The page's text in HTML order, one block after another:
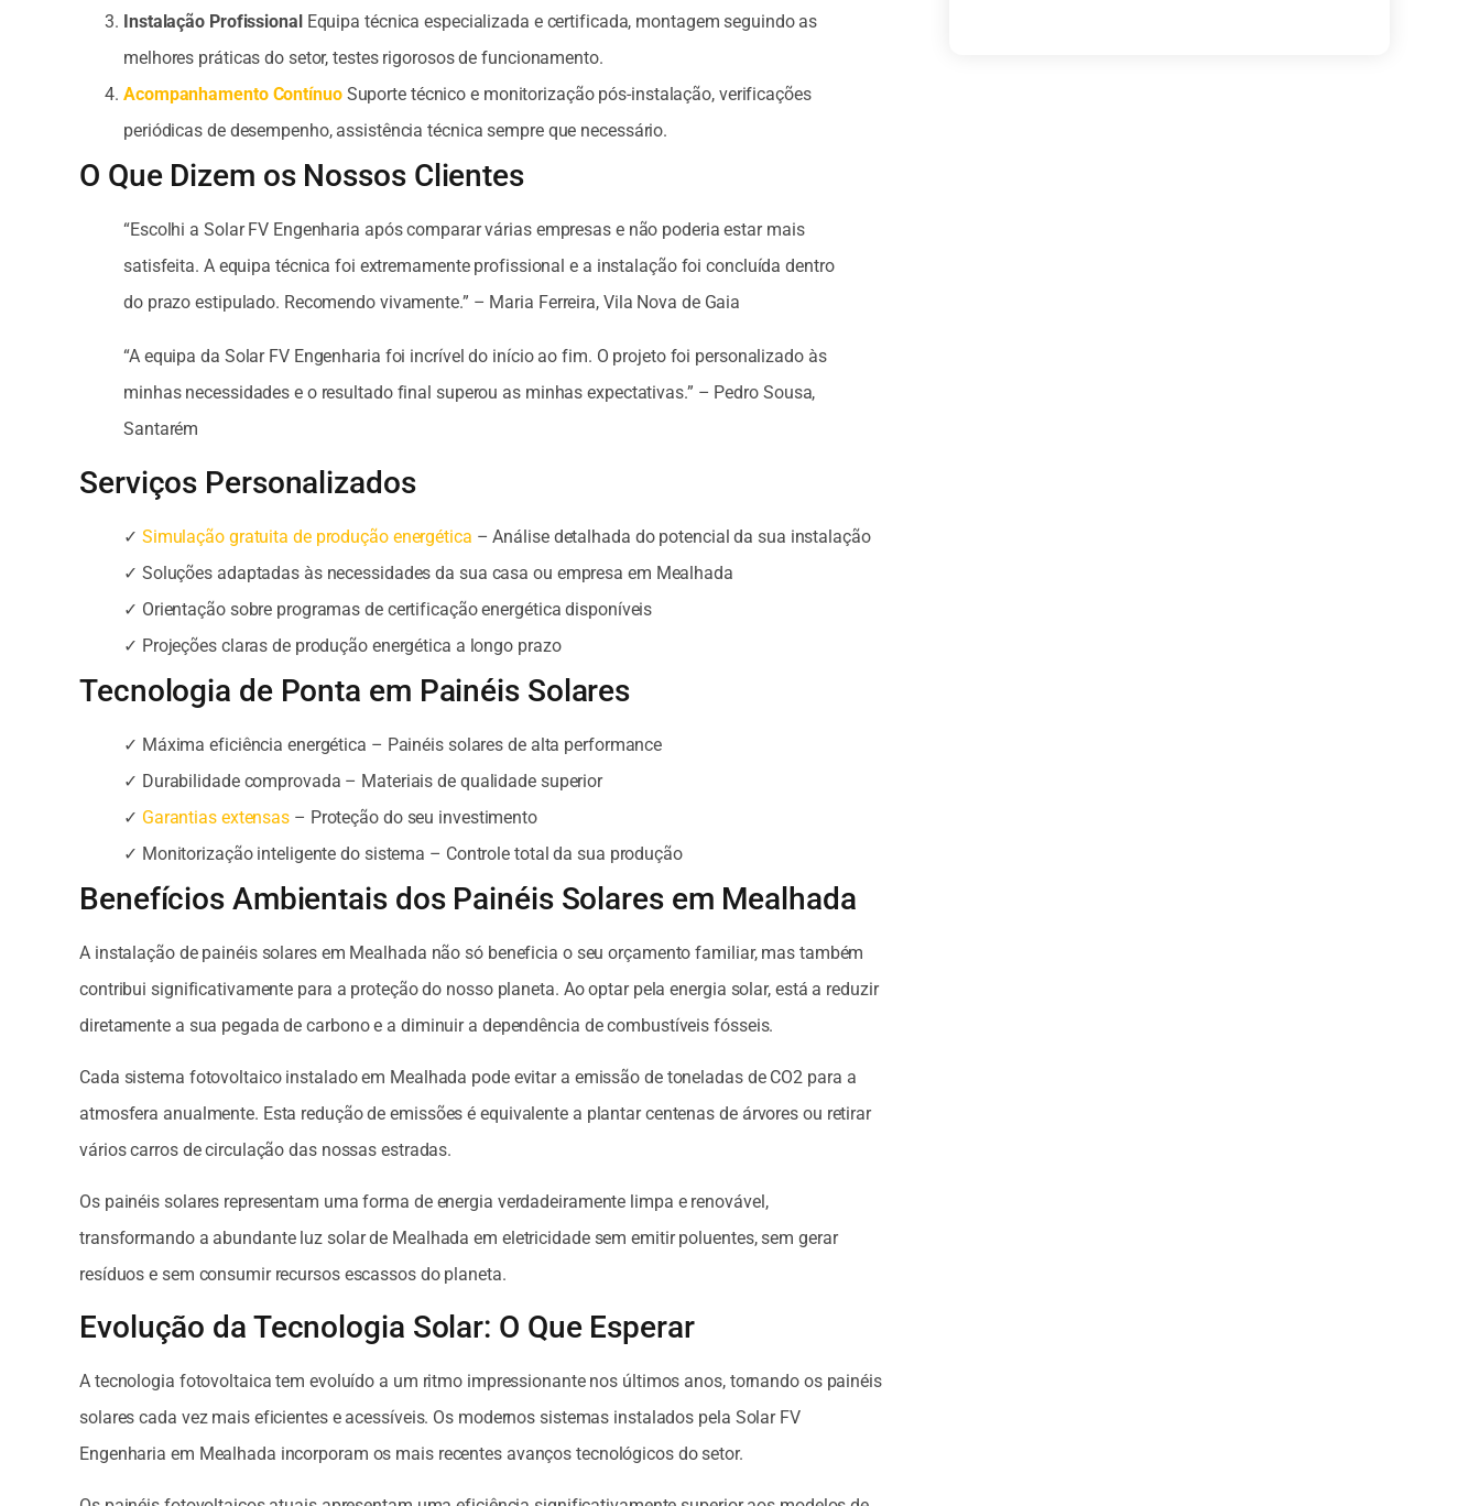
Instalação ProfissionalEquipa técnica especializada e certificada, montagem seguindo as
melhores práticas do setor, testes rigorosos de funcionamento.
Acompanhamento ContínuoSuporte técnico e monitorização pós-instalação, verificações
periódicas de desempenho, assistência técnica sempre que necessário.
O Que Dizem os Nossos Clientes
“Escolhi a Solar FV Engenharia após comparar várias empresas e não poderia estar mais
satisfeita. A equipa técnica foi extremamente profissional e a instalação foi concluída dentro
do prazo estipulado. Recomendo vivamente.” – Maria Ferreira, Vila Nova de Gaia
“A equipa da Solar FV Engenharia foi incrível do início ao fim. O projeto foi personalizado às
minhas necessidades e o resultado final superou as minhas expectativas.” – Pedro Sousa,
Santarém
Serviços Personalizados
✓ Simulação gratuita de produção energética – Análise detalhada do potencial da sua instalação
✓ Soluções adaptadas às necessidades da sua casa ou empresa em Mealhada
✓ Orientação sobre programas de certificação energética disponíveis
✓ Projeções claras de produção energética a longo prazo
Tecnologia de Ponta em Painéis Solares
✓ Máxima eficiência energética – Painéis solares de alta performance
✓ Durabilidade comprovada – Materiais de qualidade superior
✓ Garantias extensas – Proteção do seu investimento
✓ Monitorização inteligente do sistema – Controle total da sua produção
Benefícios Ambientais dos Painéis Solares em Mealhada
A instalação de painéis solares em Mealhada não só beneficia o seu orçamento familiar, mas também
contribui significativamente para a proteção do nosso planeta. Ao optar pela energia solar, está a reduzir
diretamente a sua pegada de carbono e a diminuir a dependência de combustíveis fósseis.
Cada sistema fotovoltaico instalado em Mealhada pode evitar a emissão de toneladas de CO2 para a
atmosfera anualmente. Esta redução de emissões é equivalente a plantar centenas de árvores ou retirar
vários carros de circulação das nossas estradas.
Os painéis solares representam uma forma de energia verdadeiramente limpa e renovável,
transformando a abundante luz solar de Mealhada em eletricidade sem emitir poluentes, sem gerar
resíduos e sem consumir recursos escassos do planeta.
Evolução da Tecnologia Solar: O Que Esperar
A tecnologia fotovoltaica tem evoluído a um ritmo impressionante nos últimos anos, tornando os painéis
solares cada vez mais eficientes e acessíveis. Os modernos sistemas instalados pela Solar FV
Engenharia em Mealhada incorporam os mais recentes avanços tecnológicos do setor.